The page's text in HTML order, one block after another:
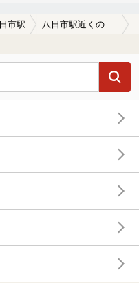
市駅 八日市駅近くのサウナ施設おすすめ(2026年版)